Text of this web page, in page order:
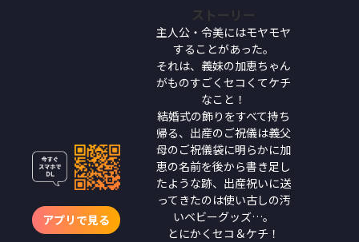
アプリで見る
ストーリー
主人公・令美にはモヤモヤ
することがあった。
それは、義妹の加恵ちゃん
がものすごくセコくてケチ
なこと！
結婚式の飾りをすべて持ち
帰る、出産のご祝儀は義父
母のご祝儀袋に明らかに加
恵の名前を後から書き足し
たような跡、出産祝いに送
ってきたのは使い古しの汚
いベビーグッズ…。
とにかくセコ＆ケチ！